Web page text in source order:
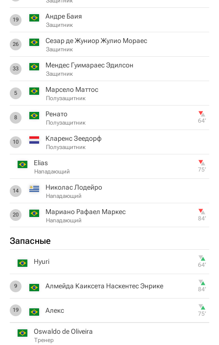
19 Андре Баия
Защитник
26 Сезар де Жуниор Жулио Мораес
Защитник
33 Мендес Гуимараес Эдилсон
Защитник
5 Марсело Маттос
Полузащитник
8 Ренато
Полузащитник 64‎’‎
10 Кларенс Зеедорф
Полузащитник
Elias
Нападающий 75‎’‎
14 Николас Лодейро
Нападающий
20 Мариано Рафаел Маркес
Нападающий 84‎’‎
Запасные
Hyuri 64‎’‎
9 Алмейда Каиксета Наскентес Энрике 84‎’‎
19 Алекс 75‎’‎
Oswaldo de Oliveira
Тренер